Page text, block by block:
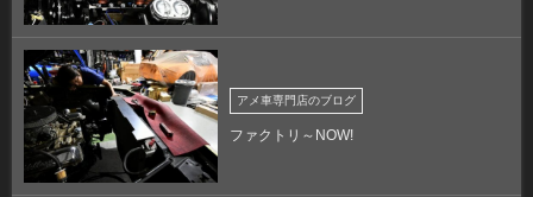
アメ車専門店のブログ
ファクトリ～NOW!